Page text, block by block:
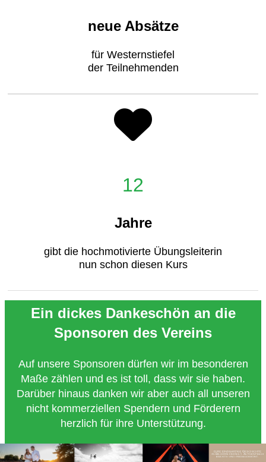
neue Absätze
für Westernstiefel
der Teilnehmenden
12
Jahre
gibt die hochmotivierte Übungsleiterin
nun schon diesen Kurs
Ein dickes Dankeschön an die
Sponsoren des Vereins
Auf unsere Sponsoren dürfen wir im besonderen
Maße zählen und es ist toll, dass wir sie haben.
Darüber hinaus danken wir aber auch all unseren
nicht kommerziellen Spendern und Förderern
herzlich für ihre Unterstützung.